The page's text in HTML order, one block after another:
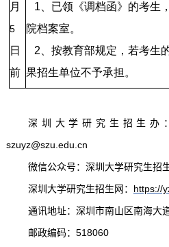
月
5
日
前
1、已领《调档函》的考生
院档案室。
2、按教育部规定，若考生
果招生单位不予承担。
深圳大学研究生招生办
szuyz@szu.edu.cn
微信公众号：深圳大学研究生招生
深圳大学研究生招生网： https://
通讯地址：深圳市南山区南海大
邮政编码： 518060